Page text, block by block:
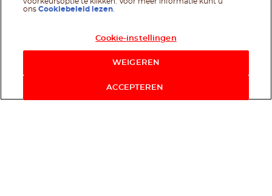
onsCookiebeleid lezen
Cookie-instellingen
WEIGEREN
ACCEPTEREN